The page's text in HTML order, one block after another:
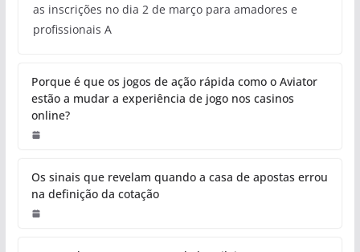
as inscrições no dia 2 de março para amadores e
profissionais A
Porque é que os jogos de ação rápida como o Aviator
estão a mudar a experiência de jogo nos casinos
online?
Os sinais que revelam quando a casa de apostas errou
na definição da cotação